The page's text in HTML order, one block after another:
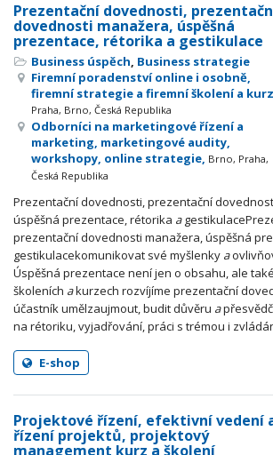
Prezentační dovednosti,
dovednosti manažera, úspěšná
prezentace, rétorika a gestikulace
Business úspěch, Business strategie
Firemní poradenství online i osobně,
firemní strategie a firemní školení a
Praha, Brno, Česká Republika
Odborníci na marketingové řízení a
marketing, marketingové audity,
workshopy, online strategie, Brno, Praha,
Česká Republika
Prezentační dovednosti, prezentační
úspěšná prezentace, rétorika a
prezentační dovednosti manažera, úspěšná
gestikulacekomunikovat své myšlenky a
Úspěšná prezentace není jen o obsahu, ale
školeních akurzech rozvíjíme prezentační
účastník umělzaujmout, budit důvěru a
na rétoriku, vyjadřování, práci s trémou i
E-shop
Projektové řízení, efektivní vedení
řízení projektů, projektový
management kurz a školení